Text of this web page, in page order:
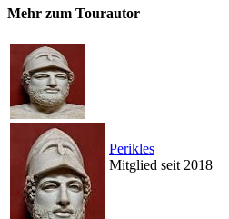
Mehr zum Tourautor
Perikles
Mitglied seit 2018